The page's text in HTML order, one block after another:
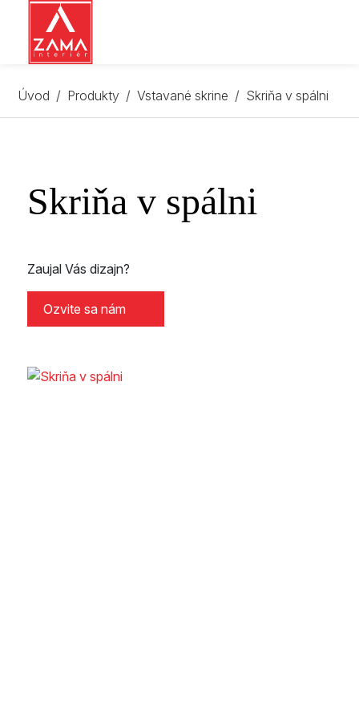
Úvod Produkty Vstavané skrine Skriňa v spálni
Skriňa v spálni
Zaujal Vás dizajn?
Ozvite sa nám